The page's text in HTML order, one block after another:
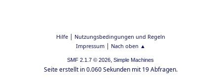
Hilfe| Nutzungsbedingungen und Regeln
Impressum| Nach oben ▲
SMF 2.1.7 © 2026, Simple Machines
Seite erstellt in 0.060 Sekunden mit 19 Abfragen.